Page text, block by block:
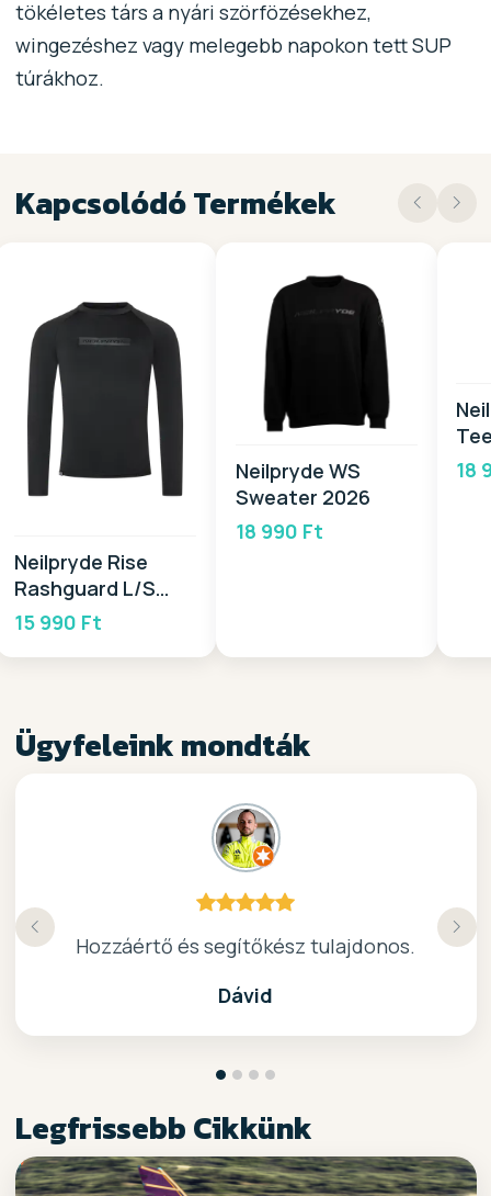
tökéletes társ a nyári szörfözésekhez,
wingezéshez vagy melegebb napokon tett SUP
túrákhoz.
Kapcsolódó Termékek
Neilpryde Rise
Rashguard L/S
2026
15 990 Ft
Neilpryde WS
Sweater 2026
18 990 Ft
18
Ügyfeleink mondták
Hozzáértő és segítőkész tulajdonos.
Dávid
kiváló surf-ös bolt .. ajánlom!
Nagyon kedves elado, jo kis bolt :)
Köszönöm a gyors, barátságos kiszolgálast.
Legfrissebb Cikkünk